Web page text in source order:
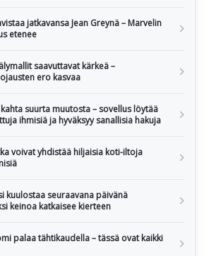
jatkavansa Jean Greynä – Marvelin
etenee
saavuttavat kärkeä –
ero kasvaa
suurta muutosta – sovellus löytää
ihmisiä ja hyväksyy sanallisia hakuja
voivat yhdistää hiljaisia koti-iltoja
kuulostaa seuraavana päivänä
keinoa katkaisee kierteen
palaa tähtikaudella – tässä ovat kaikki